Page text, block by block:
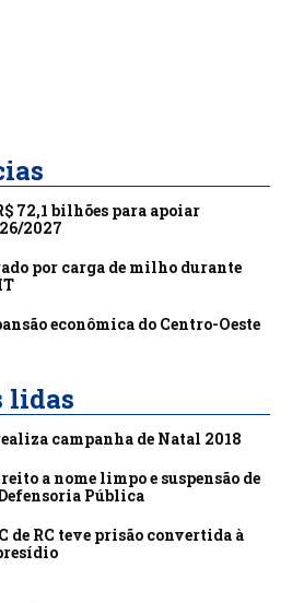
72,1 bilhões para apoiar
2027
por carga de milho durante
econômica do Centro-Oeste
lidas
campanha de Natal 2018
a nome limpo e suspensão de
Pública
de RC teve prisão convertida à